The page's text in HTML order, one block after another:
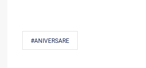
#ANIVERSARE